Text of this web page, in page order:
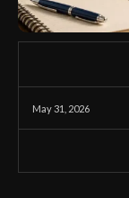
May 31, 2026